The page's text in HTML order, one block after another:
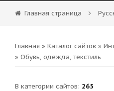
Главная страница
Главная » Каталог сайтов »
» Обувь, одежда, текстиль
В категории сайтов: 265